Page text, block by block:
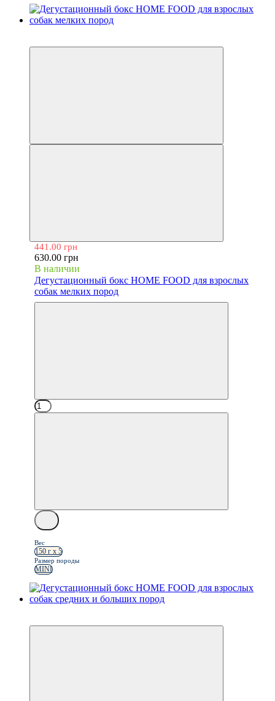
Дегустационный бокс HOME FOOD для взрослых
собак мелких пород
441.00 грн
630.00 грн
В наличии
Вес
150 г х 5
Размер породы
MINI